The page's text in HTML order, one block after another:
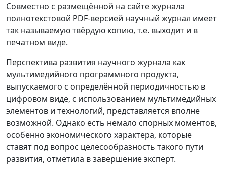
Совместно с размещённой на сайте журнала
полнотекстовой PDF-версией научный журнал имеет
так называемую твёрдую копию, т.е. выходит и в
печатном виде.
Перспектива развития научного журнала как
мультимедийного программного продукта,
выпускаемого с определённой периодичностью в
цифровом виде, с использованием мультимедийных
элементов и технологий, представляется вполне
возможной. Однако есть немало спорных моментов,
особенно экономического характера, которые
ставят под вопрос целесообразность такого пути
развития, отметила в завершение эксперт.